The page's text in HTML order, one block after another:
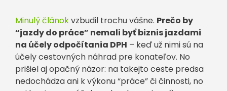
Minulý článokvzbudil trochu vášne. Prečo by
“jazdy do práce” nemali byť biznis jazdami
na účely odpočítania DPH – keď už nimi sú na
účely cestovných náhrad pre konateľov. No
prišiel aj opačný názor: na takejto ceste predsa
nedochádza ani k výkonu “práce” či činnosti, no